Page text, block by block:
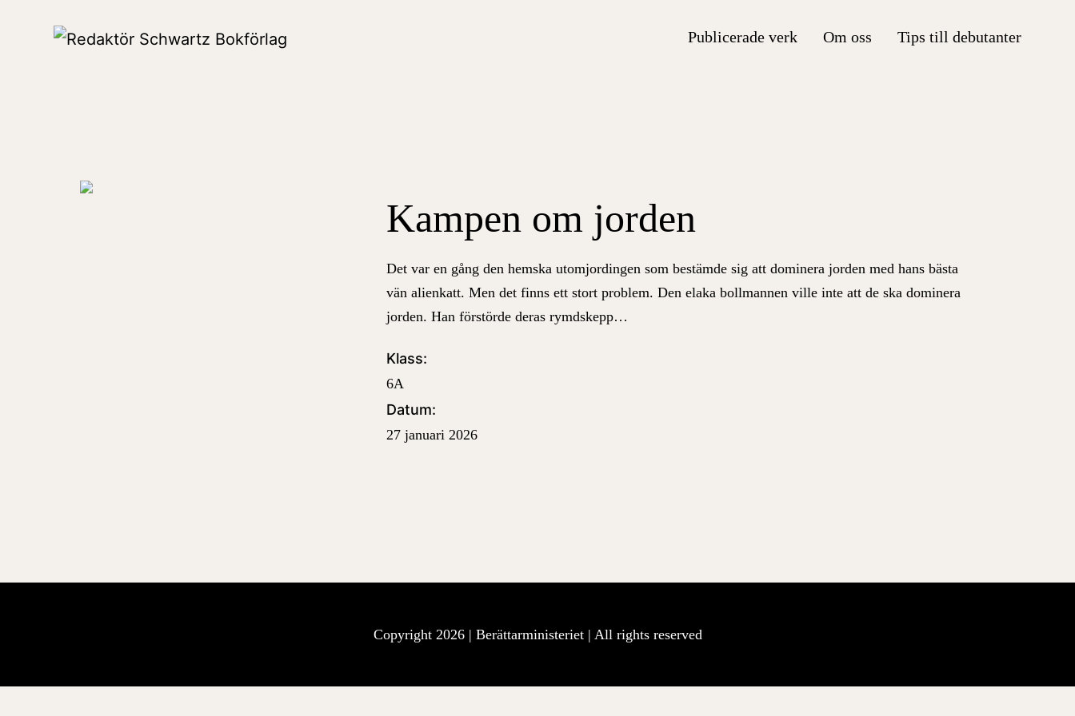
Publicerade verk Om oss Tips till debutanter
Kampen om jorden
Det var en gång den hemska utomjordingen som bestämde sig att dominera jorden med hans bästa
vänalienkatt.Men det finns ett stort problem. Den elaka bollmannen ville inte att de ska dominera
jorden. Han förstörde deras rymdskepp…
Klass:
6A
Datum:
27 januari 2026
Copyright 2026 | Berättarministeriet | All rights reserved